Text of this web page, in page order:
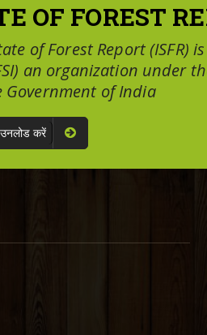
OF FOREST
of Forest Report (ISFR)
an organization under
Government of India
करें